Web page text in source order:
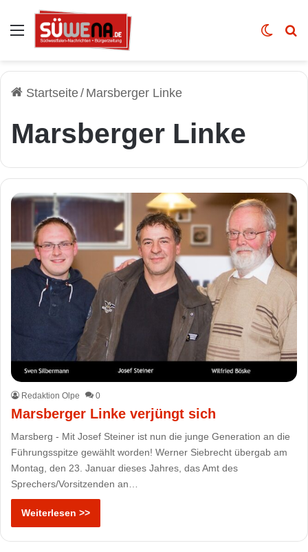
Auswahl Skin
Startseite/ Marsberger Linke
Marsberger Linke
Redaktion Olpe 0
Marsberger Linke verjüngt sich
Marsberg - Mit Josef Steiner ist nun die junge Generation an die
Führungsspitze gewählt worden! Werner Siebrecht übergab am
Montag, den 23. Januar dieses Jahres, das Amt des
Sprechers/Vorsitzenden an…
Weiterlesen >>